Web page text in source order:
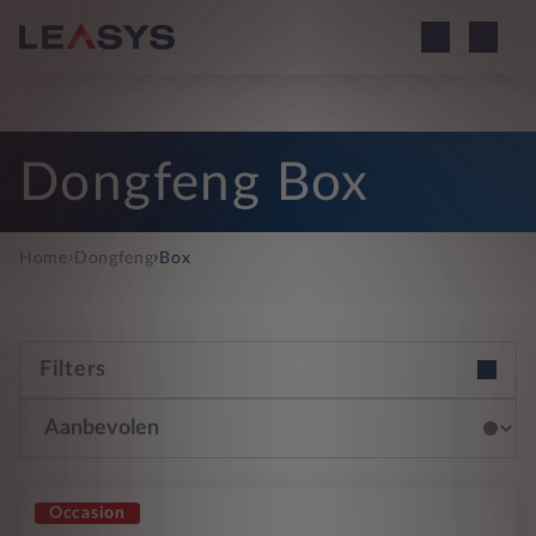
Dongfeng Box
Home› Dongfeng› Box
Filters
Occasion